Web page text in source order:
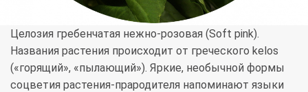
Целозия гребенчатая нежно-розовая (Soft pink).
Названия растения происходит от греческого kelos
(«горящий», «пылающий»). Яркие, необычной формы
соцветия растения-прародителя напоминают языки